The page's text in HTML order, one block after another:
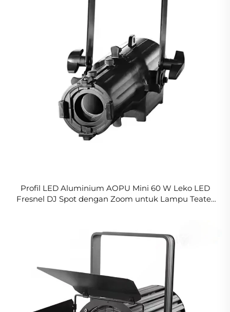
Profil LED Aluminium AOPU Mini 60 W Leko LED
Fresnel DJ Spot dengan Zoom untuk Lampu Teater